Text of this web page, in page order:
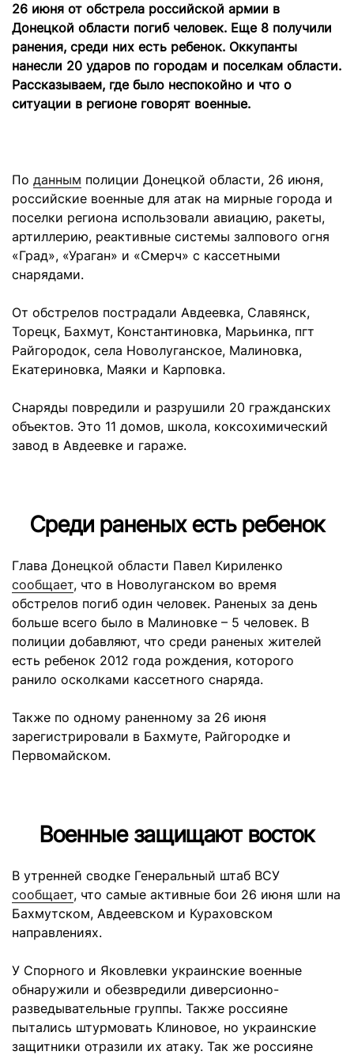
26 июня от обстрела российской армии в
Донецкой области погиб человек. Еще 8 получили
ранения, среди них есть ребенок. Оккупанты
нанесли 20 ударов по городам и поселкам области.
Рассказываем, где было неспокойно и что о
ситуации в регионе говорят военные.
По данным полиции Донецкой области, 26 июня,
российские военные для атак на мирные города и
поселки региона использовали авиацию, ракеты,
артиллерию, реактивные системы залпового огня
«Град», «Ураган» и «Смерч» с кассетными
снарядами.
От обстрелов пострадали Авдеевка, Славянск,
Торецк, Бахмут, Константиновка, Марьинка, пгт
Райгородок, села Новолуганское, Малиновка,
Екатериновка, Маяки и Карповка.
Снаряды повредили и разрушили 20 гражданских
объектов. Это 11 домов, школа, коксохимический
завод в Авдеевке и гараже.
Среди раненых есть ребенок
Глава Донецкой области Павел Кириленко
сообщает, что в Новолуганском во время
обстрелов погиб один человек. Раненых за день
больше всего было в Малиновке – 5 человек. В
полиции добавляют, что среди раненых жителей
есть ребенок 2012 года рождения, которого
ранило осколками кассетного снаряда.
Также по одному раненному за 26 июня
зарегистрировали в Бахмуте, Райгородке и
Первомайском.
Военные защищают восток
В утренней сводке Генеральный штаб ВСУ
сообщает, что самые активные бои 26 июня шли на
Бахмутском, Авдеевском и Кураховском
направлениях.
У Спорного и Яковлевки украинские военные
обнаружили и обезвредили диверсионно-
разведывательные группы. Также россияне
пытались штурмовать Клиновое, но украинские
защитники отразили их атаку. Так же россияне